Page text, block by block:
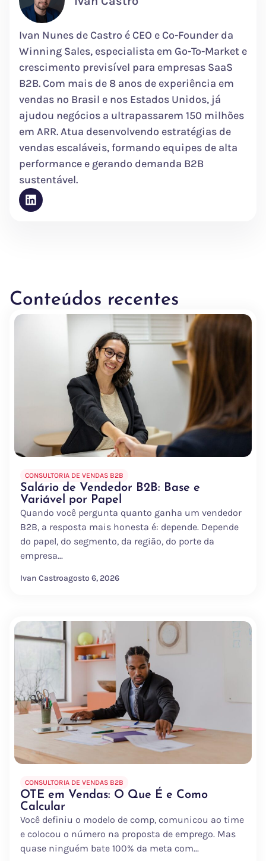
Ivan Nunes de Castro é CEO e Co-Founder da
Winning Sales, especialista em Go-To-Market e
crescimento previsível para empresas SaaS
B2B. Com mais de 8 anos de experiência em
vendas no Brasil e nos Estados Unidos, já
ajudou negócios a ultrapassarem 150 milhões
em ARR. Atua desenvolvendo estratégias de
vendas escaláveis, formando equipes de alta
performance e gerando demanda B2B
sustentável.
Conteúdos recentes
CONSULTORIA DE VENDAS B2B
Salário de Vendedor B2B: Base e
Variável por Papel
Quando você pergunta quanto ganha um vendedor
B2B, a resposta mais honesta é: depende. Depende
do papel, do segmento, da região, do porte da
empresa...
Ivan Castroagosto 6, 2026
CONSULTORIA DE VENDAS B2B
OTE em Vendas: O Que É e Como
Calcular
Você definiu o modelo de comp, comunicou ao time
e colocou o número na proposta de emprego. Mas
quase ninguém bate 100% da meta com...